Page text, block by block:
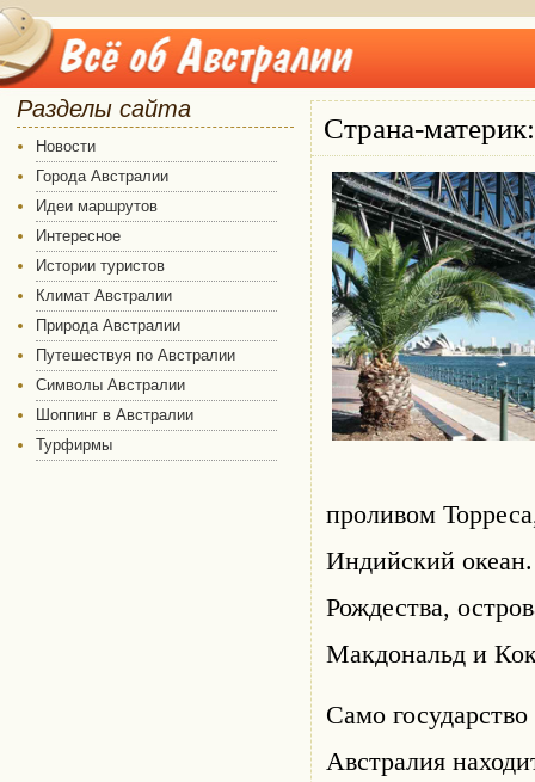
Разделы сайта
Новости
Города Австралии
Идеи маршрутов
Интересное
Истории туристов
Климат Австралии
Природа Австралии
Путешествуя по Австралии
Символы Австралии
Шоппинг в Австралии
Турфирмы
Страна-
проливом
Индийский
Рождества,
Макдональд и
Само
Австралия